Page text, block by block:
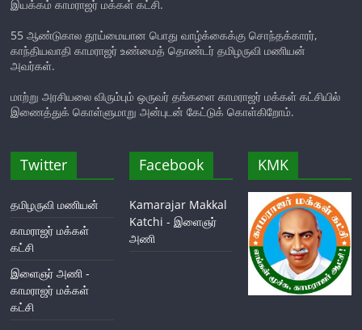
இயக்கம் காமராஜர் மக்கள் கட்சி.
55 ஆண்டுகால தூய்மையான பொது வாழ்க்கைக்கு சொந்தக்காரர்,
காந்தியவாதி காமராஜர் உண்மைத் தொண்டர் தமிழருவி மணியன்
அவர்கள்.
மாற்று அரசியலை விரும்பும் ஒருவர் தங்களை காமராஜர் மக்கள் கட்சியில்
இணைத்துக் கொள்ளுமாறு அன்புடன் கேட்டுக் கொள்கிறோம்.
Twitter
தமிழருவி மணியன்
காமராஜர் மக்கள்
கட்சி
இளைஞர் அணி -
காமராஜர் மக்கள்
கட்சி
Facebook
Kamarajar Makkal
Katchi - இளைஞர்
அணி
KMK